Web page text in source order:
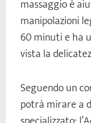
massaggio è
manipolazioni
60 minuti e ha
vista la
Seguendo un
potrà mirare a